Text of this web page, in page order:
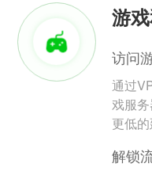
游
访问
通过
戏服
更低的
解锁